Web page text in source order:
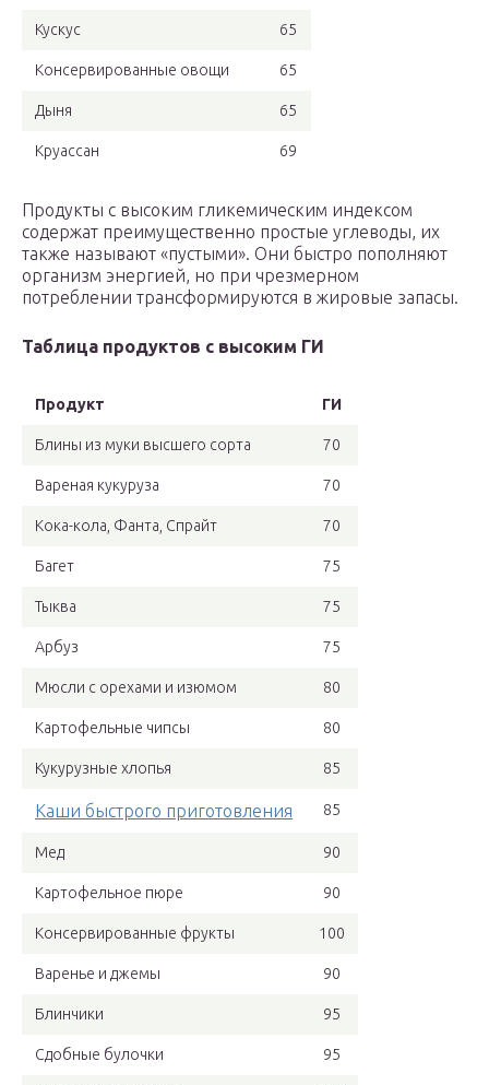
Кускус 65
Консервированные овощи 65
Дыня 65
Круассан 69
Продукты с высоким гликемическим индексом
содержат преимущественно простые углеводы, их
также называют «пустыми». Они быстро пополняют
организм энергией, но при чрезмерном
потреблении трансформируются в жировые запасы.
Таблица продуктов с высоким ГИ
Продукт ГИ
Блины из муки высшего сорта 70
Вареная кукуруза 70
Кока-кола, Фанта, Спрайт 70
Багет 75
Тыква 75
Арбуз 75
Мюсли с орехами и изюмом 80
Картофельные чипсы 80
Кукурузные хлопья 85
Каши быстрого приготовления 85
Мед 90
Картофельное пюре 90
Консервированные фрукты 100
Варенье и джемы 90
Блинчики 95
Сдобные булочки 95